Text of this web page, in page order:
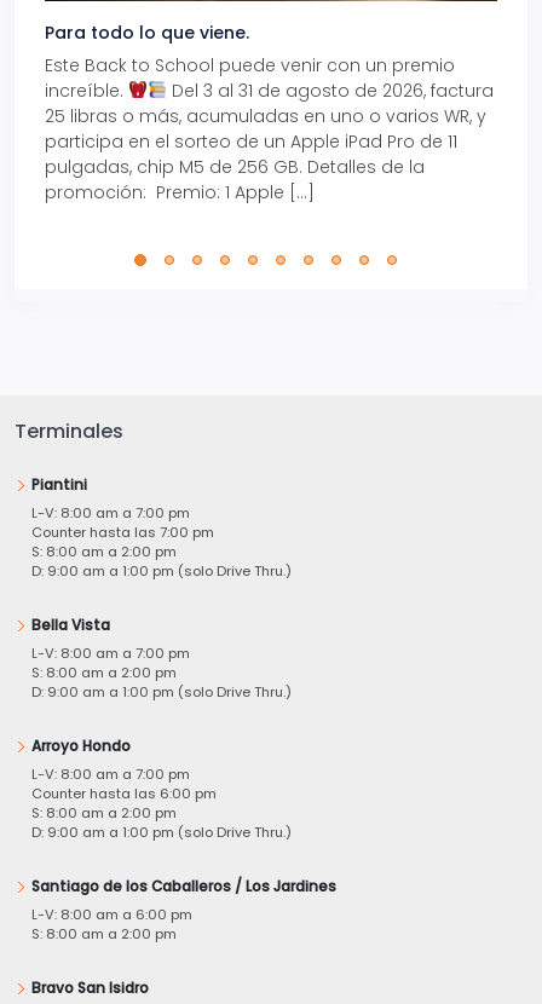
Para todo lo que viene.
Este Back to School puede venir con un premio
increíble.
Del 3 al 31 de agosto de 2026, factura
25 libras o más, acumuladas en uno o varios WR, y
participa en el sorteo de un Apple iPad Pro de 11
pulgadas, chip M5 de 256 GB. Detalles de la
promoción: Premio: 1 Apple […]
Terminales
Piantini
L-V: 8:00 am a 7:00 pm
Counter hasta las 7:00 pm
S: 8:00 am a 2:00 pm
D: 9:00 am a 1:00 pm (solo Drive Thru.)
Bella Vista
L-V: 8:00 am a 7:00 pm
S: 8:00 am a 2:00 pm
D: 9:00 am a 1:00 pm (solo Drive Thru.)
Arroyo Hondo
L-V: 8:00 am a 7:00 pm
Counter hasta las 6:00 pm
S: 8:00 am a 2:00 pm
D: 9:00 am a 1:00 pm (solo Drive Thru.)
Santiago de los Caballeros / Los Jardines
L-V: 8:00 am a 6:00 pm
S: 8:00 am a 2:00 pm
Bravo San Isidro